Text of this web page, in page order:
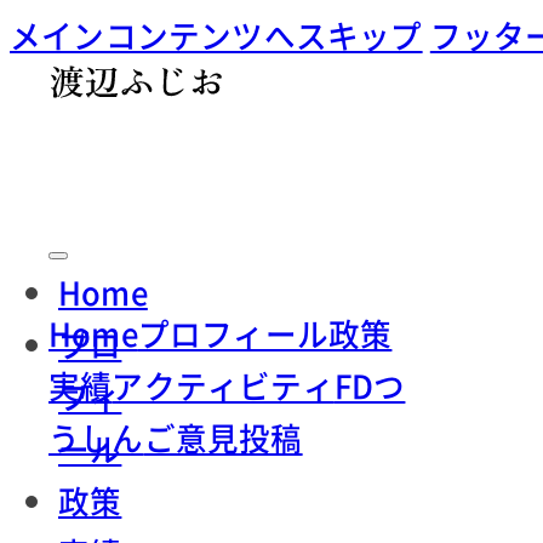
メインコンテンツへスキップ フッタ
Home
プロ
フィ
ール
政策
Homeプロフィール政策
実績アクティビティFDつ
うしんご意見投稿